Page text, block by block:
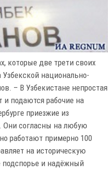
которые две трети своих
Узбекской национально-
– В Узбекистане непростая
и подаются рабочие на
приезжие из
Они согласны на любую
работают примерно 100
на историческую
подспорье и надёжный